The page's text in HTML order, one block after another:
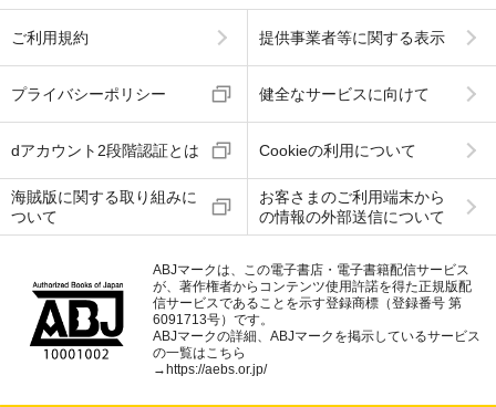
ご利用規約 提供事業者等に関する表示
プライバシーポリシー 健全なサービスに向けて
dアカウント2段階認証とは Cookieの利用について
海賊版に関する取り組みに
ついて
お客さまのご利用端末から
の情報の外部送信について
ABJマークは、この電子書店・電子書籍配信サービス
が、著作権者からコンテンツ使用許諾を得た正規版配
信サービスであることを示す登録商標（登録番号 第
6091713号）です。
ABJマークの詳細、ABJマークを掲示しているサービス
の一覧はこちら
→ https://aebs.or.jp/